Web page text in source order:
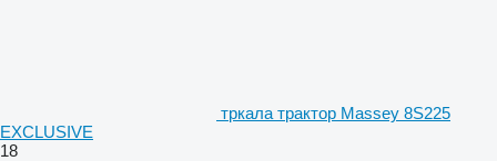
тркала трактор Massey 8S225
EXCLUSIVE
18